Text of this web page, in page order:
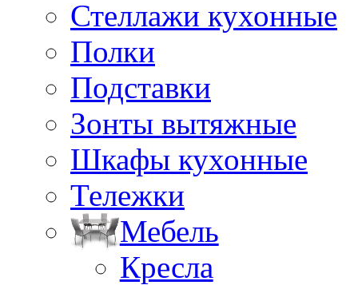
Стеллажи кухонные
Полки
Подставки
Зонты вытяжные
Шкафы кухонные
Тележки
Мебель
Кресла